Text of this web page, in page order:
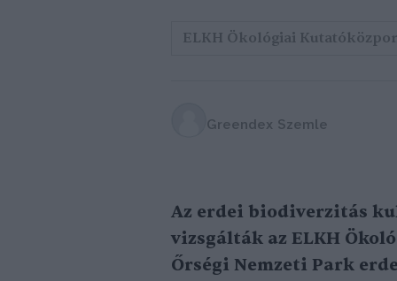
ELKH Ökológiai
Greendex Szemle
Az erdei biodiverzitás
vizsgálták az ELKH
Őrségi Nemzeti Park